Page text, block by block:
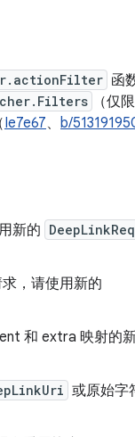
函
（仅
Ie7e67、 b/
新的
，请使用新的
和 extra 映射的新
或原始字